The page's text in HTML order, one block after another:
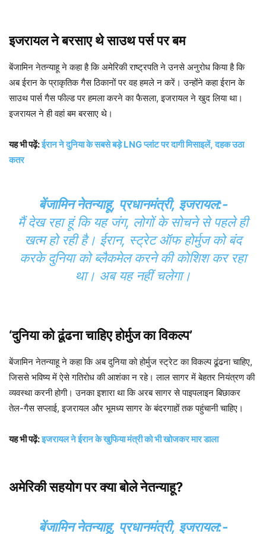
इजरायल ने बरसाए थे साउथ पर्स पर बम
बेंजामिन नेतन्याहू ने कहा है कि अमेरिकी राष्ट्रपति ने उनसे अनुरोध किया है कि
अब ईरान के प्राकृतिक गैस ठिकानों पर वह हमले न करें। उन्होंने कहा ईरान के
साउथ पार्स गैस फील्ड पर हमला करने का फैसला, इजरायल ने खुद लिया था।
इजरायल ने ही वहां बम बरसाए थे।
यह भी पढ़ें:ईरान ने दुनिया के सबसे बड़े LNG प्लांट पर दागी मिसाइलें, दहक उठा
कतर
बेंजामिन नेतन्याहू, प्रधानमंत्री, इजरायल:-
मैं देख रहा हूं कि यह जंग, लोगों के सोचने से पहले ही
खत्म हो रही है। ईरान, स्ट्रेट ऑफ होर्मुज को बंद
करके दुनिया को ब्लैकमेल करने की कोशिश कर रहा
था। अब यह नहीं चलेगा।
‘दुनिया को ढूंढना चाहिए होर्मुज का विकल्प’
बेंजामिन नेतन्याहू ने कहा कि अब दुनिया को होर्मुज स्ट्रेट का विकल्प ढूंढना चाहिए,
जिससे भविष्य में ऐसे गतिरोध की आशंका न रहे। लाल सागर में बेहतर नियंत्रण की
व्यवस्था करनी होगी। उनका इशारा था कि अरब सागर से पाइपलाइन बिछाकर
तेल-गैस सप्लाई, इजरायल और भूमध्य सागर के बंदरगाहों तक पहुंचानी चाहिए।
यह भी पढ़ें:इजरायल ने ईरान के खुफिया मंत्री को भी खोजकर मार डाला
अमेरिकी सहयोग पर क्या बोले नेतन्याहू?
बेंजामिन नेतन्याहू, प्रधानमंत्री, इजरायल:-